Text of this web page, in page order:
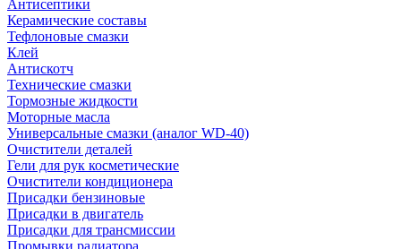
Антисептики
Керамические составы
Тефлоновые смазки
Клей
Антискотч
Технические смазки
Тормозные жидкости
Моторные масла
Универсальные смазки (аналог WD-40)
Очистители деталей
Гели для рук косметические
Очистители кондиционера
Присадки бензиновые
Присадки в двигатель
Присадки для трансмиссии
Промывки радиатора